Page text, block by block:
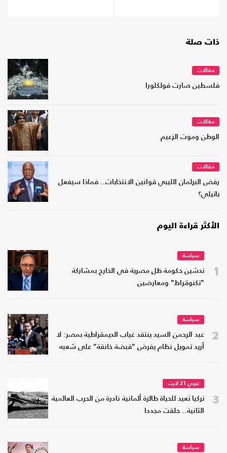
ذات صلة
مقالات
فلسطين صارت فولكلورا
مقالات
الوطن وموت الزعيم
مقالات
رفض البرلمان الليبي قوانين الانتخابات.. فماذا سيفعل
باتيلي؟
الأكثر قراءة اليوم
1
سياسة
تدشين حكومة ظل مصرية في الخارج بمشاركة
"تكنوقراط" ومعارضين
2
سياسة
عبد الرحمن السيد ينتقد غياب الديمقراطية بمصر: لا
أريد تمويل نظام يفرض "قبضة خانقة" على شعبه
3
عربي 21 لايت
تركيا تعيد للحياة طائرة ألمانية نادرة من الحرب العالمية
الثانية.. حلقت مجددا
سياسة